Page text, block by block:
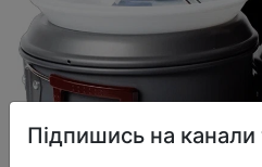
Підпишись на канали